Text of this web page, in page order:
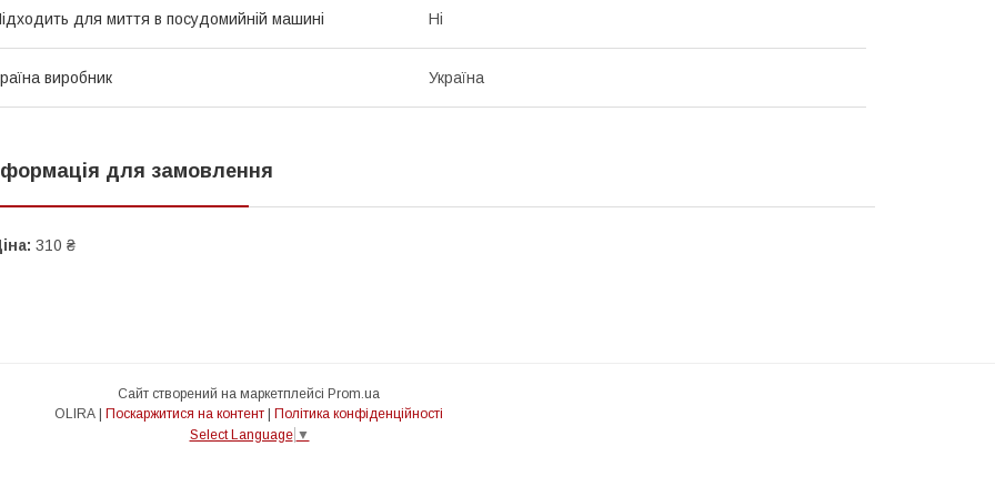
для миття в посудомийній машині Ні
виробник Україна
для замовлення
310 ₴
Сайт створений на маркетплейсі Prom.ua
OLIRA | Поскаржитися на контент | Політика конфіденційності
Select Language ▼